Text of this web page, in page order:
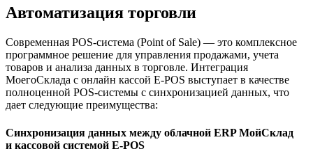
Автоматизация торговли
Современная POS-система (Point of Sale) — это комплексное
программное решение для управления продажами, учета
товаров и анализа данных в торговле. Интеграция
МоегоСклада с онлайн кассой E-POS выступает в качестве
полноценной POS-системы с синхронизацией данных, что
дает следующие преимущества:
Синхронизация данных между облачной ERP МойСклад
и кассовой системой E-POS